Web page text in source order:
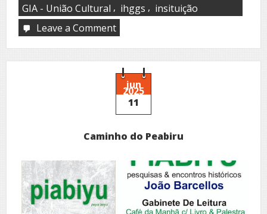
GIA - União Cultural , ihggs , insituição
Leave a Commenton
–
União
Cultural
jun
2025
11
Caminho do Peabiru